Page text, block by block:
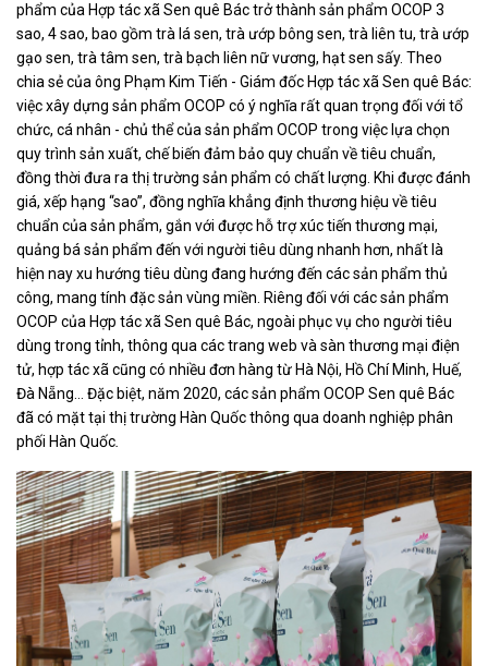
phẩm của Hợp tác xã Sen quê Bác trở thành sản phẩm OCOP 3
sao, 4 sao, bao gồm trà lá sen, trà ướp bông sen, trà liên tu, trà ướp
gạo sen, trà tâm sen, trà bạch liên nữ vương, hạt sen sấy. Theo
chia sẻ của ông Phạm Kim Tiến - Giám đốc Hợp tác xã Sen quê Bác:
việc xây dựng sản phẩm OCOP có ý nghĩa rất quan trọng đối với tổ
chức, cá nhân - chủ thể của sản phẩm OCOP trong việc lựa chọn
quy trình sản xuất, chế biến đảm bảo quy chuẩn về tiêu chuẩn,
đồng thời đưa ra thị trường sản phẩm có chất lượng. Khi được đánh
giá, xếp hạng “sao”, đồng nghĩa khẳng định thương hiệu về tiêu
chuẩn của sản phẩm, gắn với được hỗ trợ xúc tiến thương mại,
quảng bá sản phẩm đến với người tiêu dùng nhanh hơn, nhất là
hiện nay xu hướng tiêu dùng đang hướng đến các sản phẩm thủ
công, mang tính đặc sản vùng miền. Riêng đối với các sản phẩm
OCOP của Hợp tác xã Sen quê Bác, ngoài phục vụ cho người tiêu
dùng trong tỉnh, thông qua các trang web và sàn thương mại điện
tử, hợp tác xã cũng có nhiều đơn hàng từ Hà Nội, Hồ Chí Minh, Huế,
Đà Nẵng… Đặc biệt, năm 2020, các sản phẩm OCOP Sen quê Bác
đã có mặt tại thị trường Hàn Quốc thông qua doanh nghiệp phân
phối Hàn Quốc